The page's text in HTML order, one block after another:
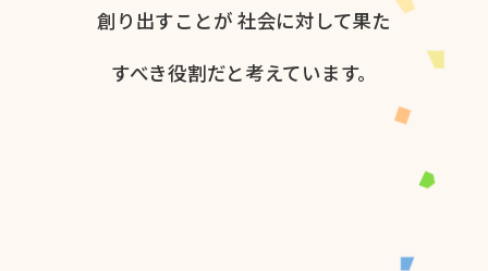
創り出すことが 社会に​対して​果た​
すべき役割だと​考えています。​